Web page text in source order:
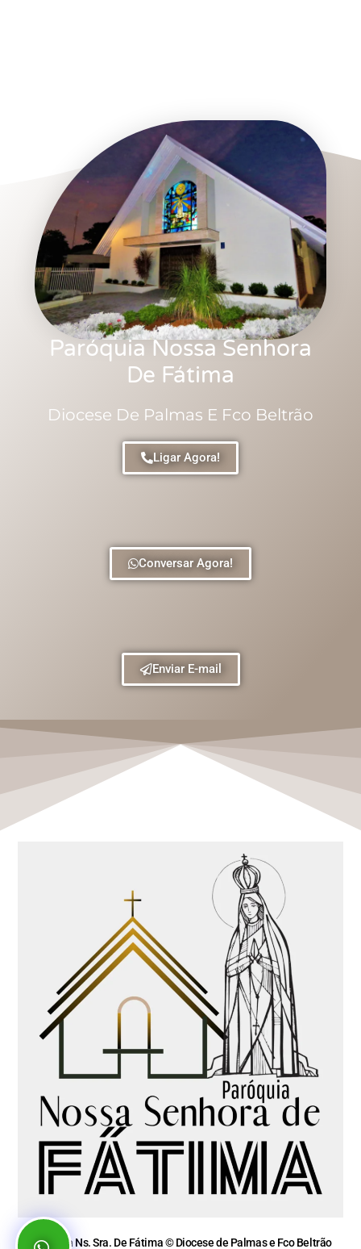
Paróquia Nossa Senhora
De Fátima
Diocese De Palmas E Fco Beltrão
Ligar Agora!
Conversar Agora!
Enviar E-mail
Paróquia Ns. Sra. De Fátima © Diocese de Palmas e Fco Beltrão